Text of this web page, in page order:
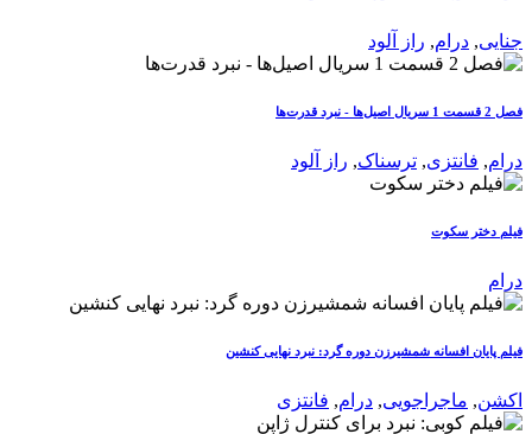
جنایی, درام, راز آلود
فصل 2 قسمت 1 سریال اصیل‌ها - نبرد قدرت‌ها
درام, فانتزی, ترسناک, راز آلود
فیلم دختر سکوت
درام
فیلم پایان افسانه شمشیرزن دوره گرد: نبرد نهایی کنشین
اکشن, ماجراجویی, درام, فانتزی